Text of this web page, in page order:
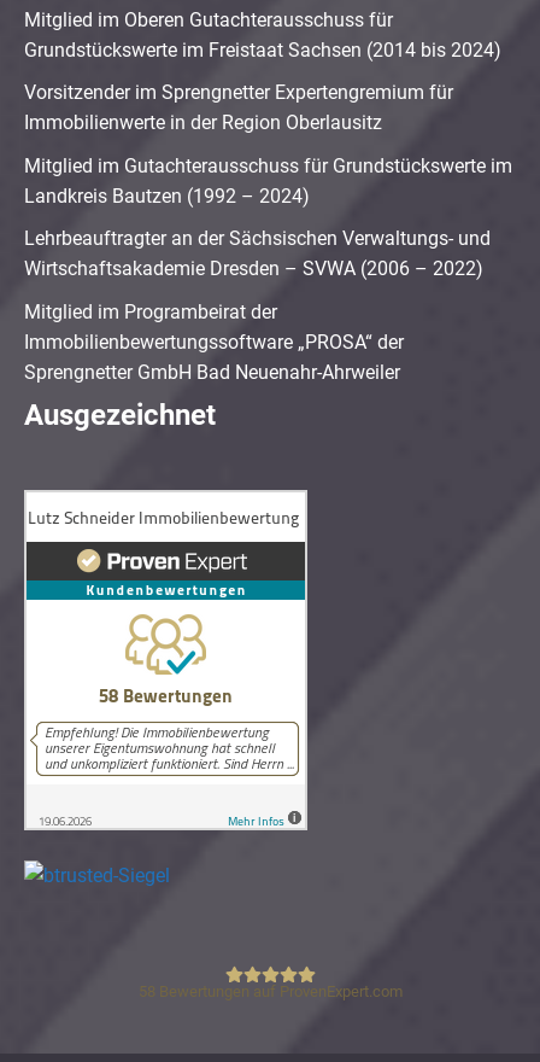
Mitglied im Oberen Gutachterausschuss für
Grundstückswerte im Freistaat Sachsen (2014 bis 2024)
Vorsitzender im Sprengnetter Expertengremium für
Immobilienwerte in der Region Oberlausitz
Mitglied im Gutachterausschuss für Grundstückswerte im
Landkreis Bautzen (1992 – 2024)
Lehrbeauftragter an der Sächsischen Verwaltungs- und
Wirtschaftsakademie Dresden – SVWA (2006 – 2022)
Mitglied im Programbeirat der
Immobilienbewertungssoftware „PROSA“ der
Sprengnetter GmbH Bad Neuenahr-Ahrweiler
Ausgezeichnet
Lutz Schneider Immobilienbewertung
58 Bewertungen auf ProvenExpert.com